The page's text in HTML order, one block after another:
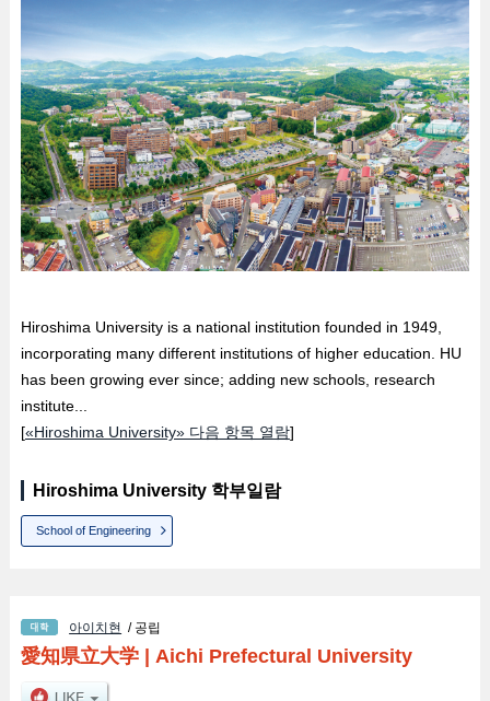
Hiroshima University is a national institution founded in 1949,
incorporating many different institutions of higher education. HU
has been growing ever since; adding new schools, research
institute...
[«Hiroshima University» 다음 항목 열람]
Hiroshima University 학부일람
School of Engineering
아이치현 / 공립
愛知県立大学| Aichi Prefectural University